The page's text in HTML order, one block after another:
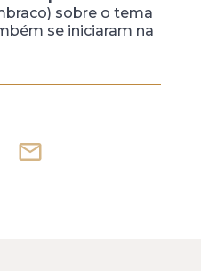
sobre o tema
se iniciaram na